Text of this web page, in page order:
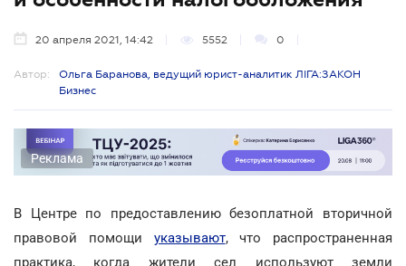
20 апреля 2021, 14:42 5552 0
Автор:
Ольга Баранова, ведущий юрист-аналитик ЛІГА:ЗАКОН
Бизнес
Реклама
В Центре по предоставлению безоплатной вторичной
правовой помощи указывают, что распространенная
практика, когда жители сел используют земли